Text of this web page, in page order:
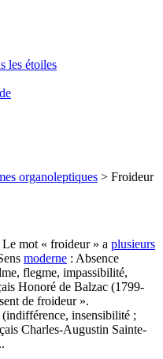
les étoiles
organoleptiques > Froideur
mot « froideur » a plusieurs
moderne : Absence
flegme, impassibilité,
Honoré de Balzac (1799-
de froideur ».
insensibilité ;
Charles-Augustin Sainte-